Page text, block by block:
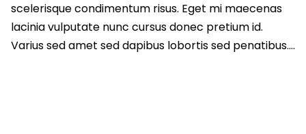
scelerisque condimentum risus. Eget mi maecenas
lacinia vulputate nunc cursus donec pretium id.
Varius sed amet sed dapibus lobortis sed penatibus….